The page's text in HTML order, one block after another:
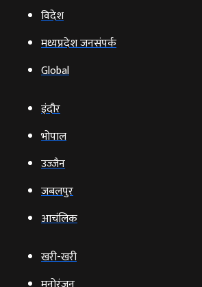
विदेश
मध्यप्रदेश जनसंपर्क
Global
इंदौर
भोपाल
उज्‍जैन
जबलपुर
आचंलिक
खरी-खरी